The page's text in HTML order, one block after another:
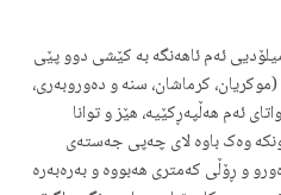
ئەم ئاهەنگە بە کێشی دوو پێی
کرماشان، سنە و دەوروبەری،
ئەم هەڵپەڕکێیە، هێز و توانا
وەک باوە لای چەپی جەستەی
و ڕۆڵی کەمتری هەبووە و بەرەبەرە